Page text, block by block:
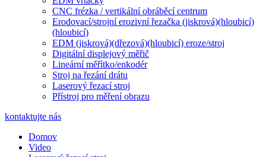
CNC frézka / vertikální obráběcí centrum
Erodovací/strojní erozivní řezačka (jiskrová)(hloubicí)
(hloubicí)
EDM (jiskrová)(dřezová)(hloubicí) eroze/stroj
Digitální displejový měřič
Lineární měřítko/enkodér
Stroj na řezání drátu
Laserový řezací stroj
Přístroj pro měření obrazu
kontaktujte nás
Domov
Video